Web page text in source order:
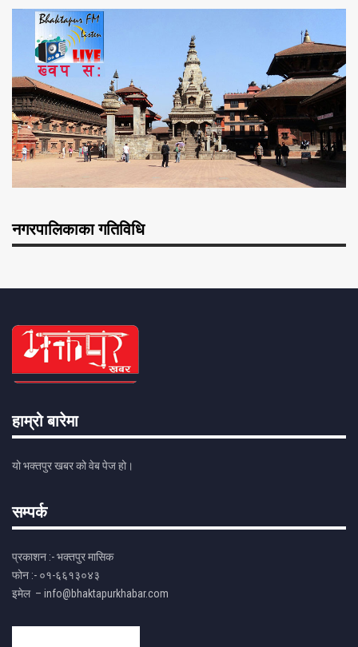
नगरपालिकाका गतिविधि
हाम्रो बारेमा
यो भक्तपुर खबर को वेब पेज हो।
सम्पर्क
प्रकाशन :- भक्तपुर मासिक
फोन :- ०१-६६१३०४३
इमेल – info@bhaktapurkhabar.com